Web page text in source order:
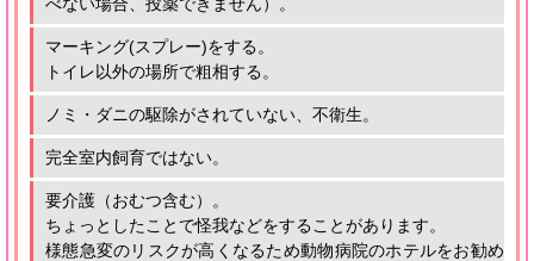
マーキング(スプレー)をする。
トイレ以外の場所で粗相する。
ノミ・ダニの駆除がされていない、不衛生。
完全室内飼育ではない。
要介護（おむつ含む）。
ちょっとしたことで怪我などをすることがあります。
様態急変のリスクが高くなるため動物病院のホテルをお勧め